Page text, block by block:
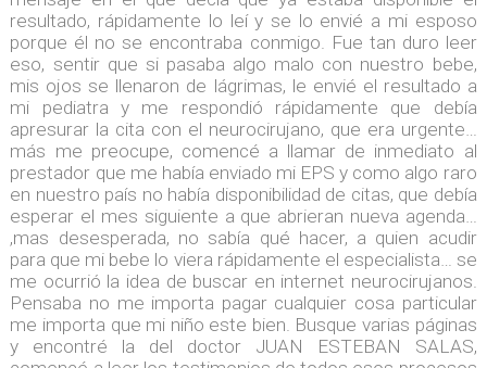
resultado, rápidamente lo leí y se lo envié a mi esposo
porque él no se encontraba conmigo. Fue tan duro leer
eso, sentir que si pasaba algo malo con nuestro bebe,
mis ojos se llenaron de lágrimas, le envié el resultado a
mi pediatra y me respondió rápidamente que debía
apresurar la cita con el neurocirujano, que era urgente…
más me preocupe, comencé a llamar de inmediato al
prestador que me había enviado mi EPS y como algo raro
en nuestro país no había disponibilidad de citas, que debía
esperar el mes siguiente a que abrieran nueva agenda…
,mas desesperada, no sabía qué hacer, a quien acudir
para que mi bebe lo viera rápidamente el especialista… se
me ocurrió la idea de buscar en internet neurocirujanos.
Pensaba no me importa pagar cualquier cosa particular
me importa que mi niño este bien. Busque varias páginas
y encontré la del doctor JUAN ESTEBAN SALAS,